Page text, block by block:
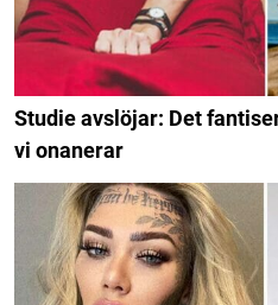
Studie avslöjar: Det
vi onanerar